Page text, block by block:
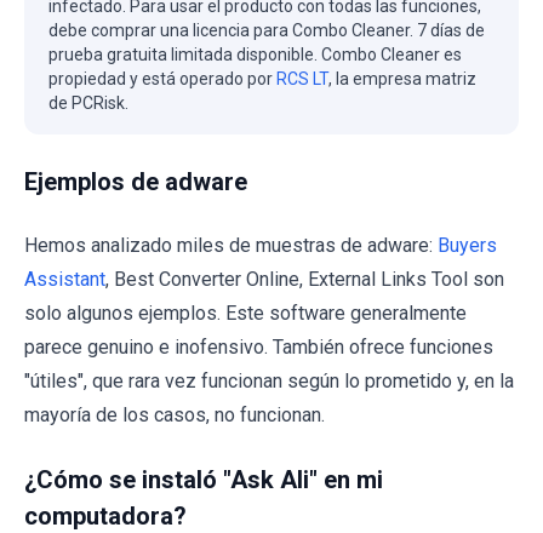
infectado. Para usar el producto con todas las funciones,
debe comprar una licencia para Combo Cleaner. 7 días de
prueba gratuita limitada disponible. Combo Cleaner es
propiedad y está operado por RCS LT, la empresa matriz
de PCRisk.
Ejemplos de adware
Hemos analizado miles de muestras de adware: Buyers
Assistant, Best Converter Online, External Links Tool son
solo algunos ejemplos. Este software generalmente
parece genuino e inofensivo. También ofrece funciones
"útiles", que rara vez funcionan según lo prometido y, en la
mayoría de los casos, no funcionan.
¿Cómo se instaló "Ask Ali" en mi
computadora?